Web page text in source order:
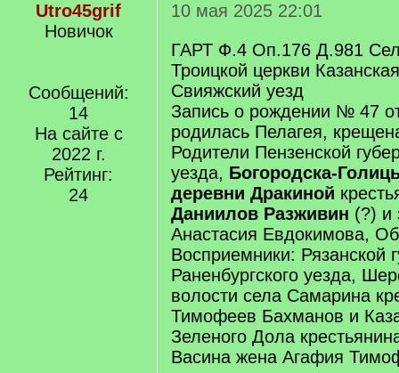
Utro45grif
Новичок
Сообщений:
14
На сайте с
2022 г.
Рейтинг:
24
10 мая 2025 22:01
ГАРТ Ф.4 Оп.176 Д.981
Троицкой церкви
Свияжский уезд
Запись о рождении № 47
родилась Пелагея,
Родители Пензенской
уезда, Богородска-
деревни Дракиной
Даниилов Разживин (?) и
Анастасия Евдокимова,
Восприемники: Рязанской
Раненбургского уезда,
волости села Самарина
Тимофеев Бахманов и
Зеленого Дола
Васина жена Агафия